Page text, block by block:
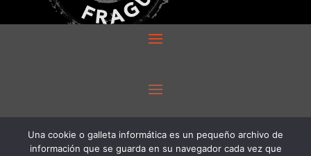
PROGRAMA KIT DIGITAL FINANCIADO POR
LOS FONDOS NEXT GENERATION DEL
Una cookie o galleta informática es un pequeño archivo de
información que se guarda en su navegador cada vez que